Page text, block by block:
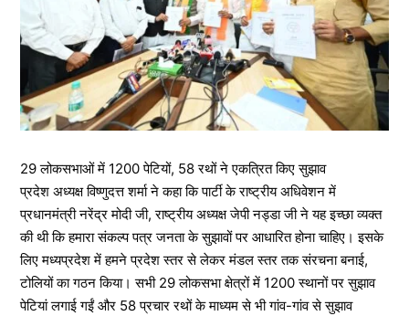
29 लोकसभाओं में 1200 पेटियों, 58 रथों ने एकत्रित किए सुझाव
प्रदेश अध्यक्ष विष्णुदत्त शर्मा ने कहा कि पार्टी के राष्ट्रीय अधिवेशन में
प्रधानमंत्री नरेंद्र मोदी जी, राष्ट्रीय अध्यक्ष जेपी नड्डा जी ने यह इच्छा व्यक्त
की थी कि हमारा संकल्प पत्र जनता के सुझावों पर आधारित होना चाहिए। इसके
लिए मध्यप्रदेश में हमने प्रदेश स्तर से लेकर मंडल स्तर तक संरचना बनाई,
टोलियों का गठन किया। सभी 29 लोकसभा क्षेत्रों में 1200 स्थानों पर सुझाव
पेटियां लगाई गईं और 58 प्रचार रथों के माध्यम से भी गांव-गांव से सुझाव